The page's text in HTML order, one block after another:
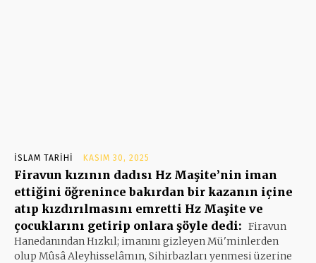
İSLAM TARIHI KASIM 30, 2025
Firavun kızının dadısı Hz Maşite’nin iman
ettiğini öğrenince bakırdan bir kazanın içine
atıp kızdırılmasını emretti Hz Maşite ve
çocuklarını getirip onlara şöyle dedi: Firavun
Hanedanından Hızkıl; imanını gizleyen Mü'minlerden
olup Mûsâ Aleyhisselâmın, Sihirbazları yenmesi üzerine